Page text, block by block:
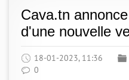
Cava.tn
d'une nouvelle
18-01-2023, 11:36
0